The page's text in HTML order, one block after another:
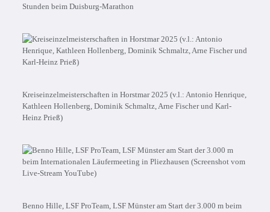
Stunden beim Duisburg-Marathon
Kreiseinzelmeisterschaften in Horstmar 2025 (v.l.: Antonio Henrique,
Kathleen Hollenberg, Dominik Schmaltz, Arne Fischer und Karl-
Heinz Prieß)
Benno Hille, LSF ProTeam, LSF Münster am Start der 3.000 m beim